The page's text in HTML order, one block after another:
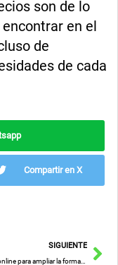
son de lo
en el
de
de cada
Compartir en X
SIGUIENTE
Máster BIM online para ampliar la formación de los arquitectos